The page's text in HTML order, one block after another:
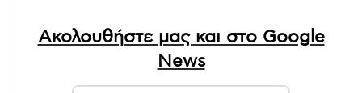
Ακολουθήστε μας και στο Google
News